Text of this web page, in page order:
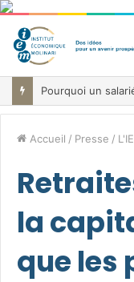
Accueil / Presse /
la
que les